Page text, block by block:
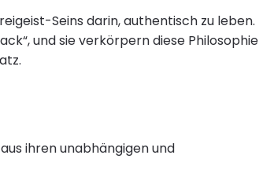
Seins darin, authentisch zu leben.
und sie verkörpern diese Philosophie
ihren unabhängigen und